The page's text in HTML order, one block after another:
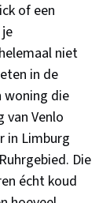
of een
niet
in de
woning die
Venlo
in Limburg
Die
écht koud